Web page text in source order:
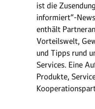
ist die
informiert“-
enthält
Vorteilswelt,
und Tipps rund
Services. Eine
Produkte,